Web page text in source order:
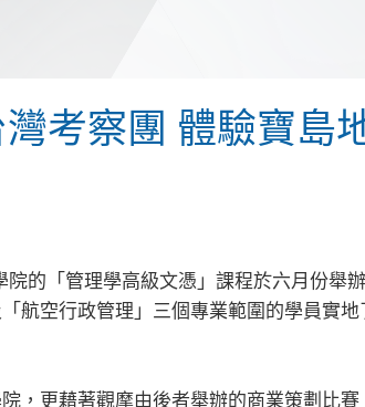
考察團 體驗寶島
的「管理學高級文憑」課程於六月份舉
航空行政管理」三個專業範圍的學員實
，更藉著觀摩由後者舉辦的商業策劃比